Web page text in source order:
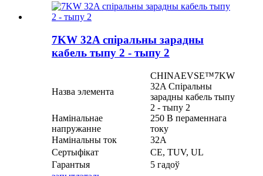
7KW 32A спіральны зарадны
кабель тыпу 2 - тыпу 2
Назва элемента
CHINAEVSE™️7KW
32A Спіральны
зарадны кабель тыпу
2 - тыпу 2
Намінальнае
напружанне
250 В пераменнага
току
Намінальны ток
32А
Сертыфікат
CE, TUV, UL
Гарантыя
5 гадоў